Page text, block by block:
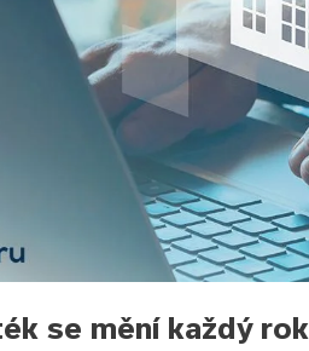
se mění každý rok